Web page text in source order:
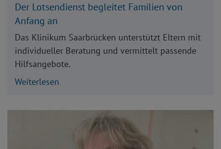
Der Lotsendienst begleitet Familien von
Anfang an
Das Klinikum Saarbrücken unterstützt Eltern mit
individueller Beratung und vermittelt passende
Hilfsangebote.
Weiterlesen